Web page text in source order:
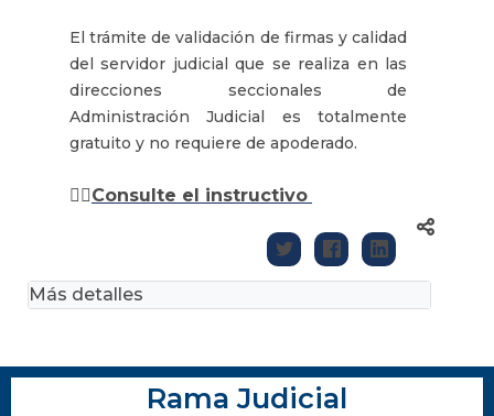
El trámite de validación de firmas y calidad
del servidor judicial que se realiza en las
direcciones seccionales de
Administración Judicial es totalmente
gratuito y no requiere de apoderado.
👉🏽Consulte el instructivo
Más detalles
Rama Judicial